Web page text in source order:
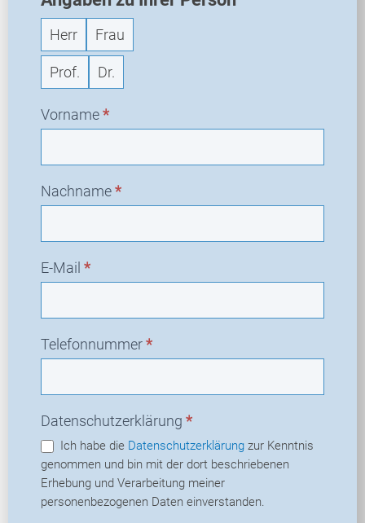
Herr Frau
Prof. Dr.
Vorname*
Nachname*
E-Mail *
Telefonnummer*
Datenschutzerklärung *
Ich habe die Datenschutzerklärung zur Kenntnis
genommen und bin mit der dort beschriebenen
Erhebung und Verarbeitung meiner
personenbezogenen Daten einverstanden.